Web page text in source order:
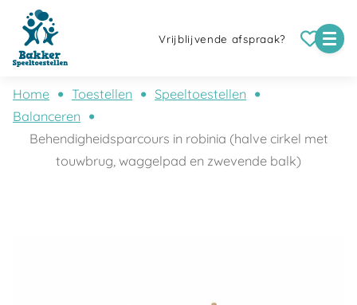
Vrijblijvende afspraak?
Home Toestellen
Speeltoestellen
Balanceren
Behendigheidsparcours in robinia (halve cirkel met
touwbrug, waggelpad en zwevende balk)